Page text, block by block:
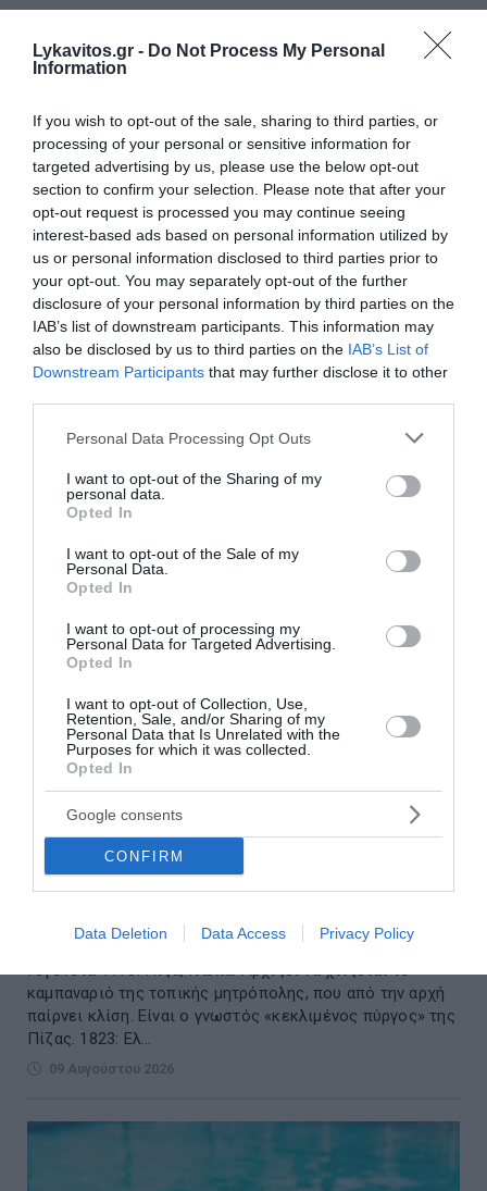
Lykavitos.gr - Do Not Process My Personal
Information
If you wish to opt-out of the sale, sharing to third parties, or
processing of your personal or sensitive information for
targeted advertising by us, please use the below opt-out
section to confirm your selection. Please note that after your
opt-out request is processed you may continue seeing
interest-based ads based on personal information utilized by
us or personal information disclosed to third parties prior to
your opt-out. You may separately opt-out of the further
disclosure of your personal information by third parties on the
IAB’s list of downstream participants. This information may
also be disclosed by us to third parties on the IAB’s List of
Downstream Participants that may further disclose it to other
Please note that this website/app uses one or more Google
not limited to your visit or usage behaviour. You may click to
grant or deny consent to Google and its third-party tags to
use your data for below specified purposes in below Google
consent section.
Personal Data Processing Opt Outs
I want to opt-out of the Sharing of my
personal data.
Opted In
I want to opt-out of the Sale of my
Personal Data.
Opted In
I want to opt-out of processing my
Personal Data for Targeted Advertising.
Opted In
I want to opt-out of Collection, Use,
Retention, Sale, and/or Sharing of my
Personal Data that Is Unrelated with the
Purposes for which it was collected.
Opted In
Google consents
CONFIRM
Data Deletion Data Access Privacy Policy
Χανιά: 17χρονη κατήγγειλε ότι 24χρονος την
κλείδωσε σε σπίτι – Συνελήφθη για
ενδοοικογενειακή βία
Στη σύλληψη ενός 24χρονου Παλαιστίνιου προχώρησε η
ΕΛΑΣ στο κέντρο της πόλης των Χανίων, στο πλαίσιο
καταγγελίας για ενδοοικογενειακή βία. Το περιστατικό
σημειώθηκε περίπου στις...
Σαν σήμερα - 9 Αυγούστου
Γεγονότα 1173: Πίζα, Ιταλία. Αρχίζει να χτίζεται το
καμπαναριό της τοπικής μητρόπολης, που από την αρχή
παίρνει κλίση. Είναι ο γνωστός «κεκλιμένος πύργος» της
Πίζας. 1823: Ελ...
09 Αυγούστου 2026